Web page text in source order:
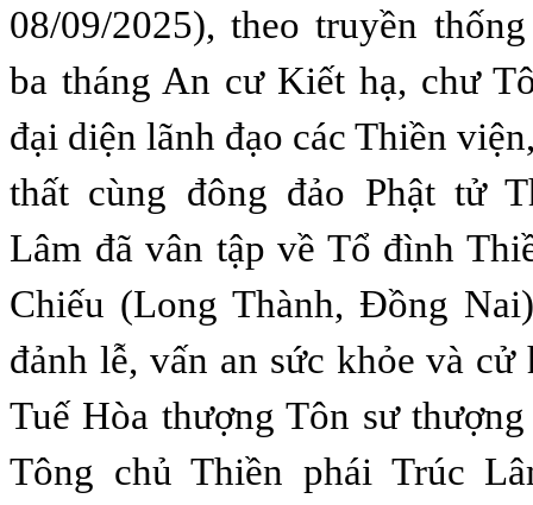
08/09/2025), theo truyền
ba tháng An cư Kiết hạ, chư
đại diện lãnh đạo các Thiền
thất cùng đông đảo Phật tử
Lâm đã vân tập về Tổ đình
Chiếu (Long Thành, Đồng
đảnh lễ, vấn an sức khỏe và cử
Tuế Hòa thượng Tôn sư
Tông chủ Thiền phái Trúc